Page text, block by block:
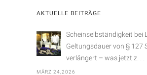
e
o
r
i
e
AKTUELLE BEITRÄGE
Scheinselbständigkeit bei
Geltungsdauer von § 127
verlängert – was jetzt z. . .
MÄRZ 24,2026